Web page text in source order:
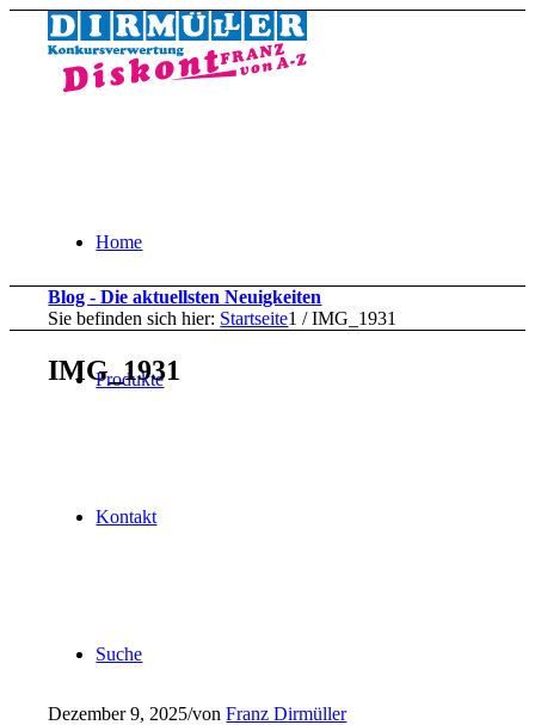
Home
Produkte
Kontakt
Suche
Blog - Die aktuellsten Neuigkeiten
Sie befinden sich hier: Startseite1 / IMG_1931
IMG_1931
Dezember 9, 2025/vonFranz Dirmüller